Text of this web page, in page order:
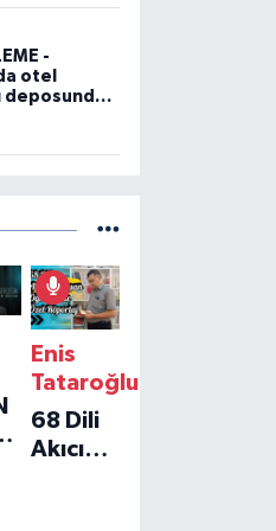
-
otel
deposunda
Enis
Tataroğlu
68 Dili
Akıcı